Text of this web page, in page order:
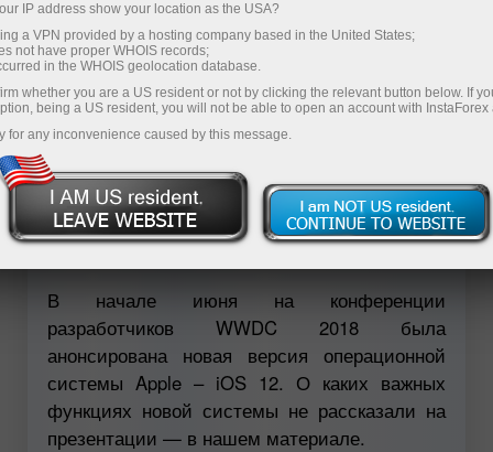
СЕКРЕТЫ IOS 12: ЧТО НЕ ВОШЛО
В ОФИЦИАЛЬНУЮ ПРЕЗЕНТАЦИЮ
APPLE
Открыть демосчет
В начале июня на конференции
разработчиков WWDC 2018 была
анонсирована новая версия операционной
системы Apple – iOS 12. О каких важных
функциях новой системы не рассказали на
презентации — в нашем материале.
IP address show your location as the USA?
a VPN provided by a hosting company based in the United States;
not have proper WHOIS records;
in the WHOIS geolocation database.
whether you are a US resident or not by clicking the relevant button below. If
being a US resident, you will not be able to open an account with InstaForex
for any inconvenience caused by this message.